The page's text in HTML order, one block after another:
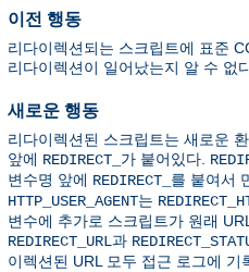
이전 행동
리다이렉션되는 스크립트에 표준
리다이렉션이 일어났는지 알 수 없
새로운 행동
리다이렉션된 스크립트는 새로운
앞에 REDIRECT_ 가 붙어있다.
변수명 앞에 REDIRECT_ 를 붙여서
HTTP_USER_AGENT는
변수에 추가로 스크립트가 원래
REDIRECT_URL과
이렉션된 URL 모두 접근 로그에 기